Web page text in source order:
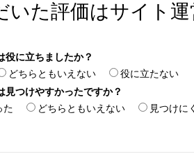
いた評価はサイト
役に立ちましたか？
どちらともいえない
役に立たない
見つけやすかったですか？
た どちらともいえない 見つけに